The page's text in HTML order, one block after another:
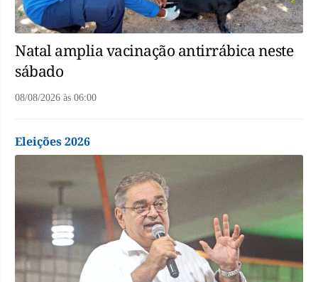
Natal amplia vacinação antirrábica neste
sábado
08/08/2026 às 06:00
Eleições 2026